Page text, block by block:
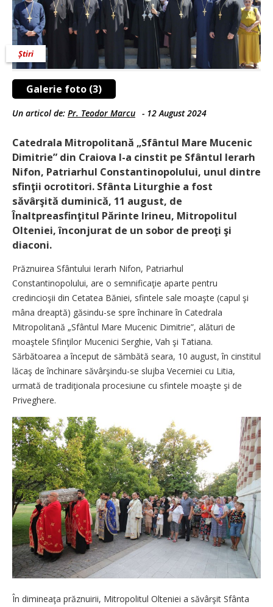
Galerie foto (3)
Știri
Un articol de: Pr. Teodor Marcu - 12 August 2024
Catedrala Mitropolitană „Sfântul Mare Mucenic
Dimitrie” din Craiova l-a cinstit pe Sfântul Ierarh
Nifon, Patriarhul Constantinopolului, unul dintre
sfinţii ocrotitori. Sfânta Liturghie a fost
săvârşită duminică, 11 august, de
Înaltpreasfinţitul Părinte Irineu, Mitropolitul
Olteniei, înconjurat de un sobor de preoţi şi
diaconi.
Prăznuirea Sfântului Ierarh Nifon, Patriarhul
Constantinopolului, are o semnificaţie aparte pentru
credincioşii din Cetatea Băniei, sfintele sale moaşte (capul şi
mâna dreaptă) găsindu-se spre închinare în Catedrala
Mitropolitană „Sfântul Mare Mucenic Dimitrie”, alături de
moaştele Sfinţilor Mucenici Serghie, Vah şi Tatiana.
Sărbătoarea a început de sămbătă seara, 10 august, în cinstitul
lăcaş de închinare săvârşindu-se slujba Vecerniei cu Litia,
urmată de tradiţionala procesiune cu sfintele moaşte şi de
Priveghere.
În dimineaţa prăznuirii, Mitropolitul Olteniei a săvârşit Sfânta